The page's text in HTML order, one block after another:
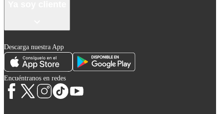
Descarga nuestra App
Encuéntranos en redes